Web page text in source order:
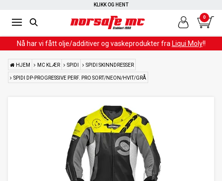
RASK LEVERING
KLIKK OG HENT
0
Nå har vi fått olje/additiver og vaskeprodukter fra Liqui Moly!!
HJEM MC KLÆR SPIDI SPIDI SKINNDRESSER
SPIDI DP-PROGRESSIVE PERF. PRO SORT/NEON/HVIT/GRÅ